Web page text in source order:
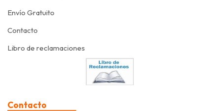
Envío Gratuito
Contacto
Libro de reclamaciones
Contacto